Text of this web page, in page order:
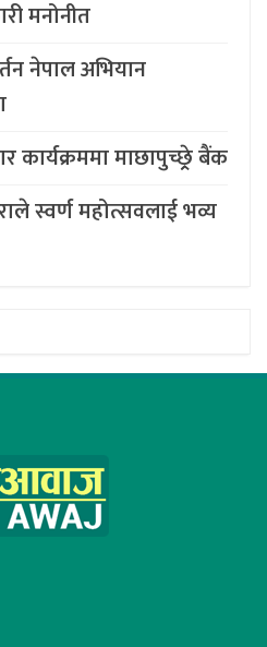
मनोनीत
नेपाल अभियान
कार्यक्रममा माछापुच्छ्र्रे बैंक
स्वर्ण महोत्सवलाई भव्य